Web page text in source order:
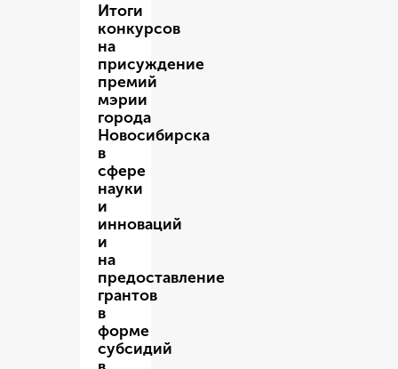
Итоги
конкурсов
на
присуждение
премий
мэрии
города
Новосибирска
в
сфере
науки
и
инноваций
и
на
предоставление
грантов
в
форме
субсидий